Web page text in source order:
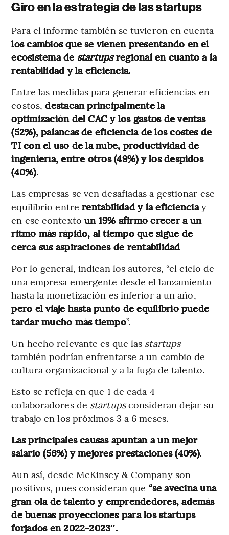
Giro en la estrategia de las startups
Para el informe también se tuvieron en cuenta
los cambios que se vienen presentando en el
ecosistema de startupsregional en cuanto a la
rentabilidad y la eficiencia.
Entre las medidas para generar eficiencias en
costos, destacan principalmente la
optimización del CAC y los gastos de ventas
(52%), palancas de eficiencia de los costes de
TI con el uso de la nube, productividad de
ingeniería, entre otros (49%) y los despidos
(40%).
Las empresas se ven desafiadas a gestionar ese
equilibrio entrerentabilidad y la eficienciay
en ese contexto un 19% afirmó crecer a un
ritmo más rápido, al tiempo que sigue de
cerca sus aspiraciones de rentabilidad
Por lo general, indican los autores, “el ciclo de
una empresa emergente desde el lanzamiento
hasta la monetización es inferior a un año,
pero el viaje hasta punto de equilibrio puede
tardar mucho más tiempo”.
Un hecho relevante es que las startups
también podrían enfrentarse a un cambio de
cultura organizacional y a la fuga de talento.
Esto se refleja en que 1 de cada 4
colaboradores de startupsconsideran dejar su
trabajo en los próximos 3 a 6 meses.
Las principales causas apuntan a un mejor
salario (56%) y mejores prestaciones (40%).
Aun así, desde McKinsey & Company son
positivos, pues consideran que “se avecina una
gran ola de talento y emprendedores, además
de buenas proyecciones para los startups
forjados en 2022-2023″.